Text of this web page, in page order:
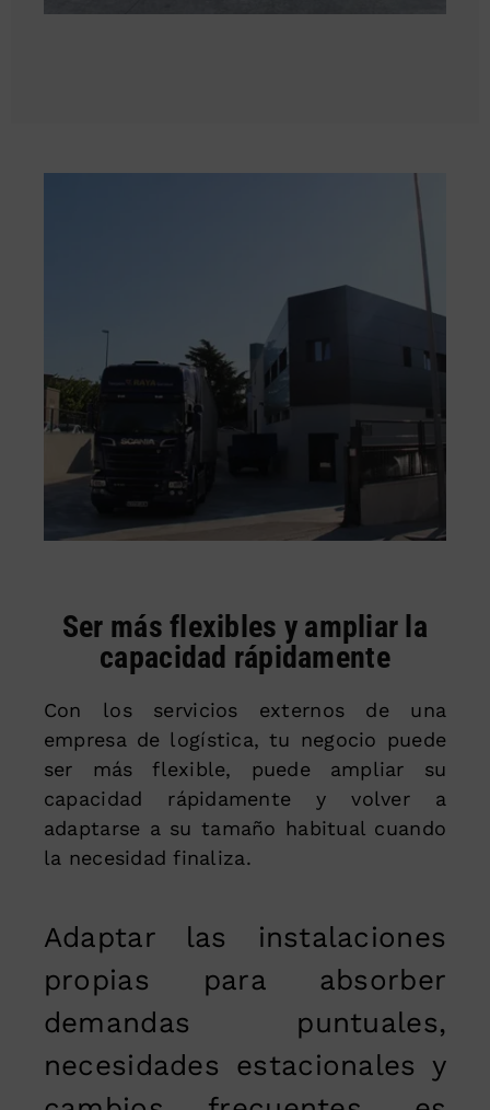
Ser más flexibles y ampliar la
capacidad rápidamente
Con los servicios externos de una
empresa de logística, tu negocio puede
ser más flexible, puede ampliar su
capacidad rápidamente y volver a
adaptarse a su tamaño habitual cuando
la necesidad finaliza.
Adaptar las instalaciones
propias para absorber
demandas puntuales,
necesidades estacionales y